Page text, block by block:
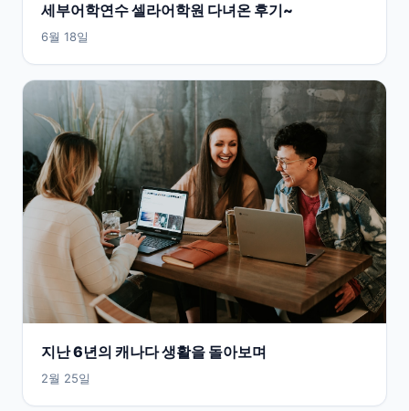
세부어학연수 셀라어학원 다녀온 후기~
6월 18일
지난 6년의 캐나다 생활을 돌아보며
2월 25일